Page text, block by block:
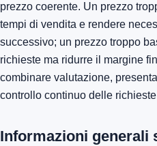
prezzo coerente. Un prezzo
tempi di vendita e rendere
successivo; un prezzo troppo
richieste ma ridurre il margine
combinare valutazione,
controllo continuo delle
Informazioni generali